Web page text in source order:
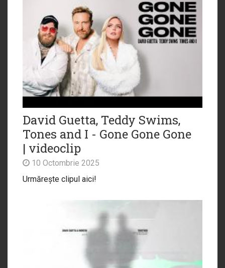
David Guetta, Teddy Swims,
Tones and I - Gone Gone Gone
| videoclip
10 Octombrie 2025
Urmărește clipul aici!